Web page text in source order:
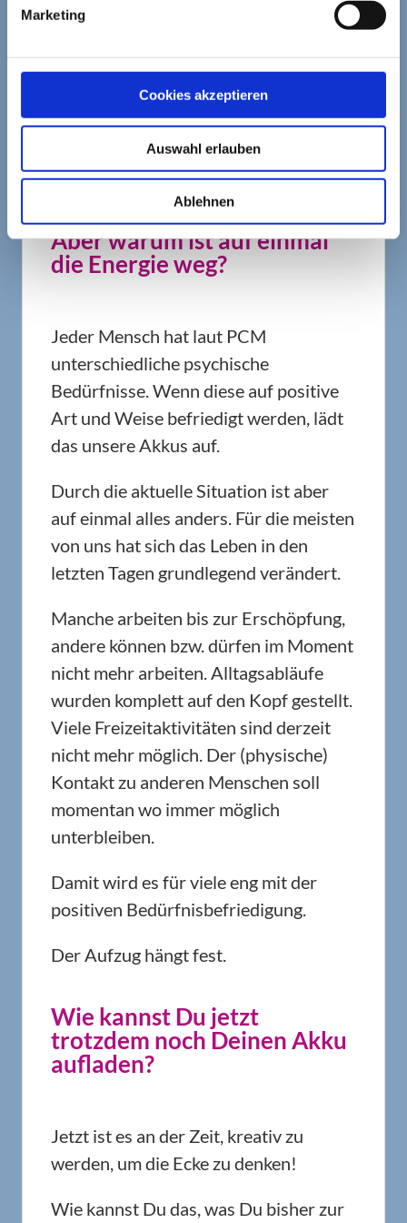
Marketing
Cookies akzeptieren
Auswahl erlauben
Ablehnen
Eurer Sprache sprechen...
Du merkst, auf was ich hinaus will,
Ihr versteht Euch zwangsläufig nicht
mehr. Gespräche werden furchtbar
mühsam, wenn nicht sogar unmöglich.
Aber warum ist auf einmal
die Energie weg?
Jeder Mensch hat laut PCM
unterschiedliche psychische
Bedürfnisse. Wenn diese auf positive
Art und Weise befriedigt werden, lädt
das unsere Akkus auf.
Durch die aktuelle Situation ist aber
auf einmal alles anders. Für die meisten
von uns hat sich das Leben in den
letzten Tagen grundlegend verändert.
Manche arbeiten bis zur Erschöpfung,
andere können bzw. dürfen im Moment
nicht mehr arbeiten. Alltagsabläufe
wurden komplett auf den Kopf gestellt.
Viele Freizeitaktivitäten sind derzeit
nicht mehr möglich. Der (physische)
Kontakt zu anderen Menschen soll
momentan wo immer möglich
unterbleiben.
Damit wird es für viele eng mit der
positiven Bedürfnisbefriedigung.
Der Aufzug hängt fest.
Wie kannst Du jetzt
trotzdem noch Deinen Akku
aufladen?
Jetzt ist es an der Zeit, kreativ zu
werden, um die Ecke zu denken!
Wie kannst Du das, was Du bisher zur